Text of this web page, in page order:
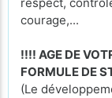
courage,...
!!!! AGE DE
FORMULE DE
(Le